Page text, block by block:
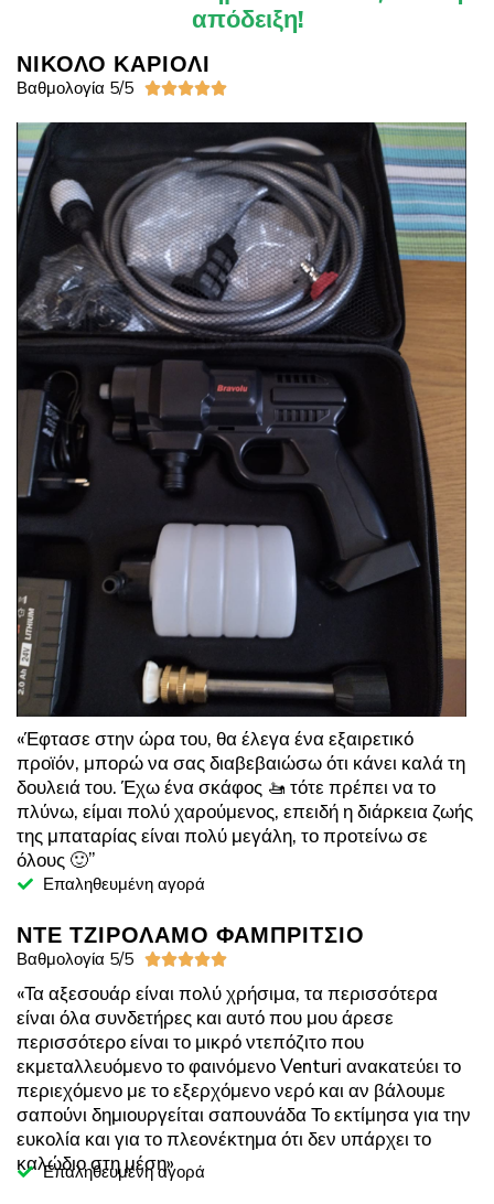
απόδειξη!
ΝΙΚΟΛΟ ΚΑΡΙΟΛΙ
Βαθμολογία 5/5 
«Έφτασε στην ώρα του, θα έλεγα ένα εξαιρετικό
προϊόν, μπορώ να σας διαβεβαιώσω ότι κάνει καλά τη
δουλειά του. Έχω ένα σκάφος 🚤 τότε πρέπει να το
πλύνω, είμαι πολύ χαρούμενος, επειδή η διάρκεια ζωής
της μπαταρίας είναι πολύ μεγάλη, το προτείνω σε
όλους 🙂”
Επαληθευμένη αγορά
ΝΤΕ ΤΖΙΡΟΛΑΜΟ ΦΑΜΠΡΙΤΣΙΟ
Βαθμολογία 5/5 
«Τα αξεσουάρ είναι πολύ χρήσιμα, τα περισσότερα
είναι όλα συνδετήρες και αυτό που μου άρεσε
περισσότερο είναι το μικρό ντεπόζιτο που
εκμεταλλευόμενο το φαινόμενο Venturi ανακατεύει το
περιεχόμενο με το εξερχόμενο νερό και αν βάλουμε
σαπούνι δημιουργείται σαπουνάδα Το εκτίμησα για την
ευκολία και για το πλεονέκτημα ότι δεν υπάρχει το
καλώδιο στη μέση»
Επαληθευμένη αγορά